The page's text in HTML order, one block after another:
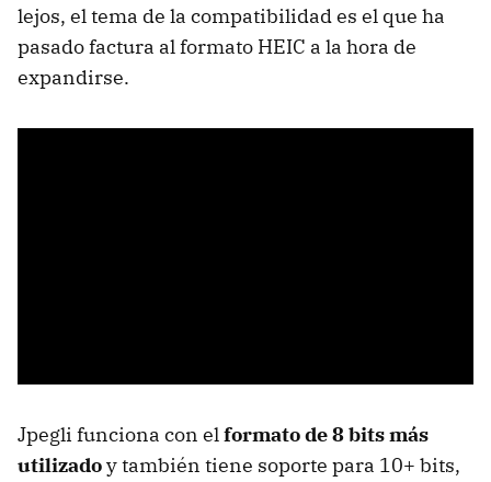
lejos, el tema de la compatibilidad es el que ha
pasado factura al formato HEIC a la hora de
expandirse.
Jpegli funciona con elformato de 8 bits más
utilizadoy también tiene soporte para 10+ bits,